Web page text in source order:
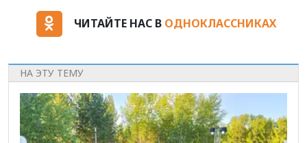
ЧИТАЙТЕ НАС В ОДНОКЛАССНИКАХ
НА ЭТУ ТЕМУ